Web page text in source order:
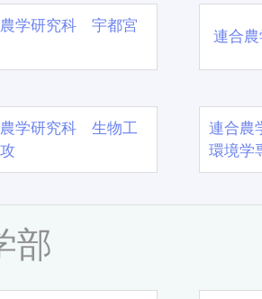
学研究科 宇都宮
連合
学研究科 生物工
連合農
環境学
部